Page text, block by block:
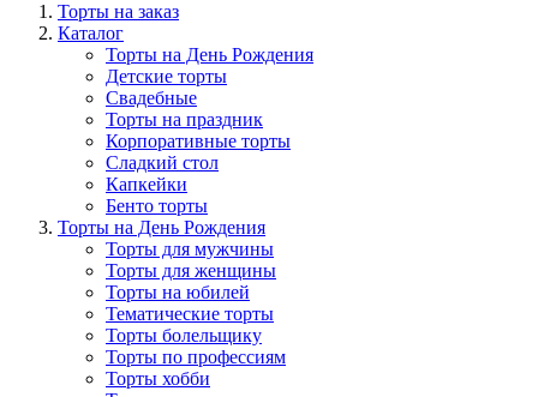
Торты на заказ
Каталог
Торты на День Рождения
Детские торты
Свадебные
Торты на праздник
Корпоративные торты
Сладкий стол
Капкейки
Бенто торты
Торты на День Рождения
Торты для мужчины
Торты для женщины
Торты на юбилей
Тематические торты
Торты болельщику
Торты по профессиям
Торты хобби